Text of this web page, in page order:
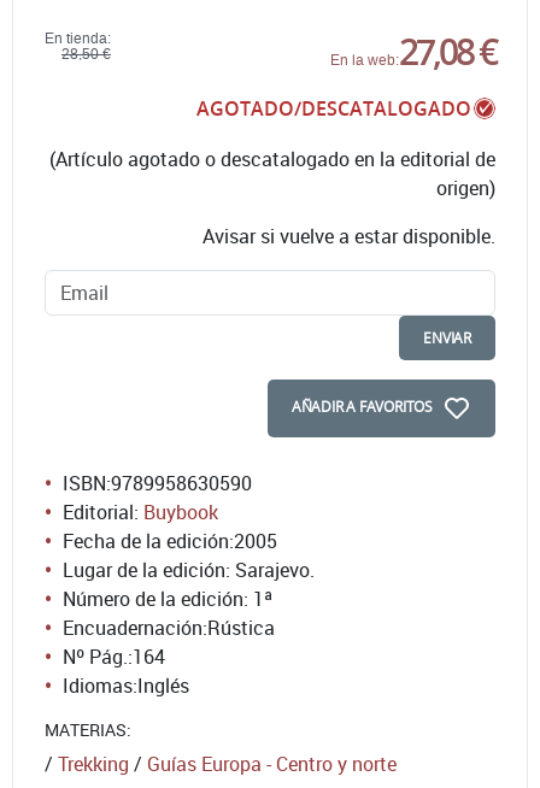
En tienda:
28,50 €
En la web:27,08 €
AGOTADO/DESCATALOGADO
(Artículo agotado o descatalogado en la editorial de
origen)
Avisar si vuelve a estar disponible.
ENVIAR
AÑADIR A FAVORITOS
ISBN:9789958630590
Editorial: Buybook
Fecha de la edición:2005
Lugar de la edición: Sarajevo.
Número de la edición: 1ª
Encuadernación:Rústica
Nº Pág.:164
Idiomas:Inglés
MATERIAS:
/ Trekking / Guías Europa - Centro y norte